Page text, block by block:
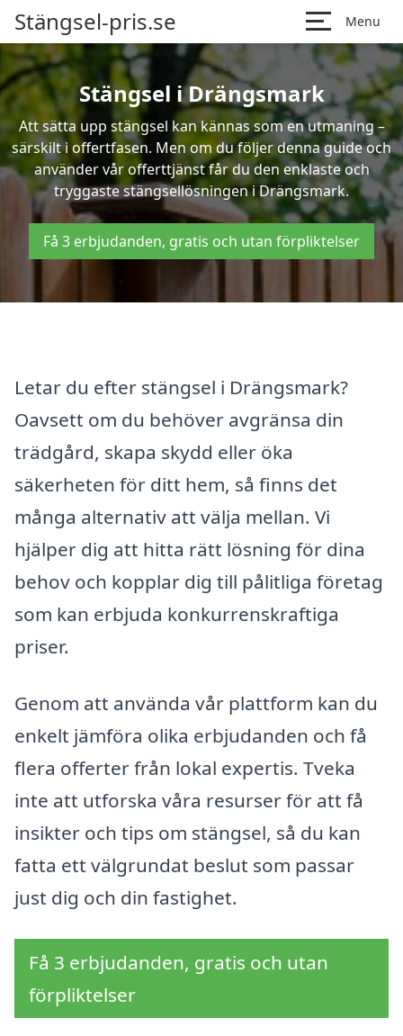
Stängsel-pris.se Menu
Stängsel i Drängsmark
Att sätta upp stängsel kan kännas som en utmaning –
särskilt i offertfasen. Men om du följer denna guide och
använder vår offerttjänst får du den enklaste och
tryggaste stängsellösningen i Drängsmark.
Få 3 erbjudanden, gratis och utan förpliktelser
Letar du efter stängsel i Drängsmark?
Oavsett om du behöver avgränsa din
trädgård, skapa skydd eller öka
säkerheten för ditt hem, så finns det
många alternativ att välja mellan. Vi
hjälper dig att hitta rätt lösning för dina
behov och kopplar dig till pålitliga företag
som kan erbjuda konkurrenskraftiga
priser.
Genom att använda vår plattform kan du
enkelt jämföra olika erbjudanden och få
flera offerter från lokal expertis. Tveka
inte att utforska våra resurser för att få
insikter och tips om stängsel, så du kan
fatta ett välgrundat beslut som passar
just dig och din fastighet.
Få 3 erbjudanden, gratis och utan
förpliktelser